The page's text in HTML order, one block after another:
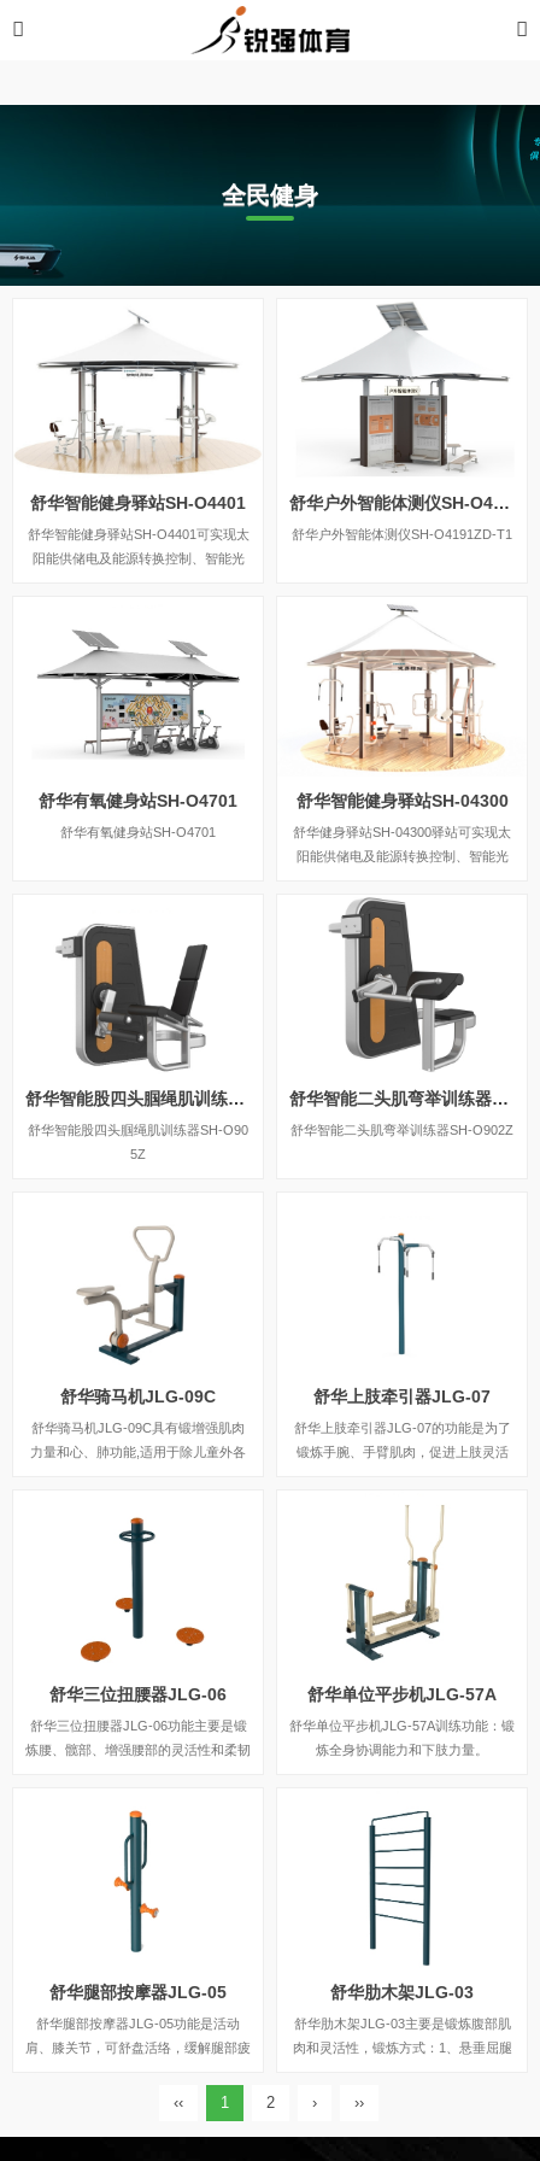
开云网
全民健身
舒华智能健身驿站SH-O4401
舒华智能健身驿站SH-O4401可实现太
阳能供储电及能源转换控制、智能光
自成一景的多功能健身中心。
舒华户外智能体测仪SH-O4191ZD-T1
舒华户外智能体测仪SH-O4191ZD-T1
舒华有氧健身站SH-O4701
舒华有氧健身站SH-O4701
舒华智能健身驿站SH-04300
舒华健身驿站SH-04300驿站可实现太
阳能供储电及能源转换控制、智能光
电，健身显示次数及心率等功能；是集
健身、发电、照明、娱乐、并自成一景
的多功能健身中心。
舒华智能股四头腘绳肌训练器SH-O905Z
舒华智能股四头腘绳肌训练器SH-O90
5Z
舒华智能二头肌弯举训练器SH-O902Z
舒华智能二头肌弯举训练器SH-O902Z
舒华骑马机JLG-09C
舒华骑马机JLG-09C具有锻增强肌肉
力量和心、肺功能,适用于除儿童外各
舒华上肢牵引器JLG-07
舒华上肢牵引器JLG-07的功能是为了
锻炼手腕、手臂肌肉，促进上肢灵活
舒华三位扭腰器JLG-06
舒华三位扭腰器JLG-06功能主要是锻
炼腰、髋部、增强腰部的灵活性和柔韧
舒华单位平步机JLG-57A
舒华单位平步机JLG-57A训练功能：锻
炼全身协调能力和下肢力量。
舒华腿部按摩器JLG-05
舒华腿部按摩器JLG-05功能是活动
肩、膝关节，可舒盘活络，缓解腿部疲
时，单手握住扶手，单腿放在按摩轮
上，小腿往复滚动按摩轮双腿交替进行
舒华肋木架JLG-03
舒华肋木架JLG-03主要是锻炼腹部肌
肉和灵活性，锻炼方式：1、悬垂屈腿
‹‹ 1 2 › ››